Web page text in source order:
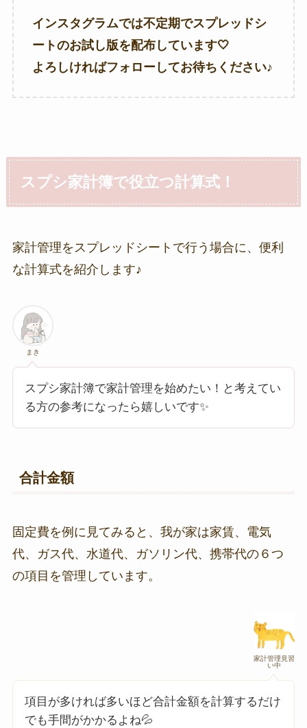
インスタグラムでは不定期でスプレッドシ
ートのお試し版を配布しています🤍
よろしければフォローしてお待ちください♪
スプシ家計簿で役立つ計算式！
家計管理をスプレッドシートで行う場合に、便利
な計算式を紹介します♪
まき
スプシ家計簿で家計管理を始めたい！と考えてい
る方の参考になったら嬉しいです✨
合計金額
固定費を例に見てみると、我が家は家賃、電気
代、ガス代、水道代、ガソリン代、携帯代の６つ
の項目を管理しています。
家計管理見習
い中
項目が多ければ多いほど合計金額を計算するだけ
でも手間がかかるよね💦